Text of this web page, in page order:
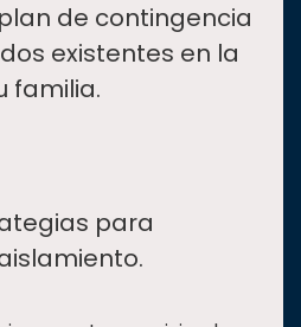
de contingencia
existentes en la
familia.
para